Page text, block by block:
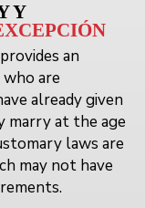
Y
an
are
already given
marry at the age
laws are
may not have